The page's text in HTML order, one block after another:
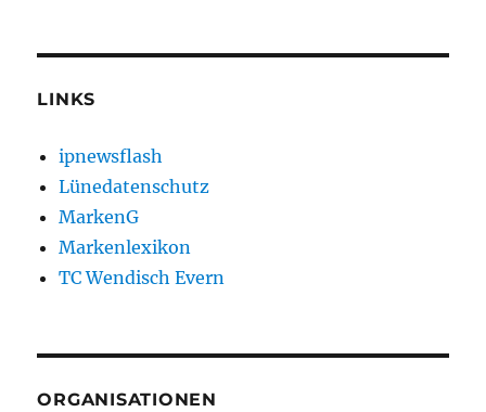
LINKS
ipnewsflash
Lünedatenschutz
MarkenG
Markenlexikon
TC Wendisch Evern
ORGANISATIONEN